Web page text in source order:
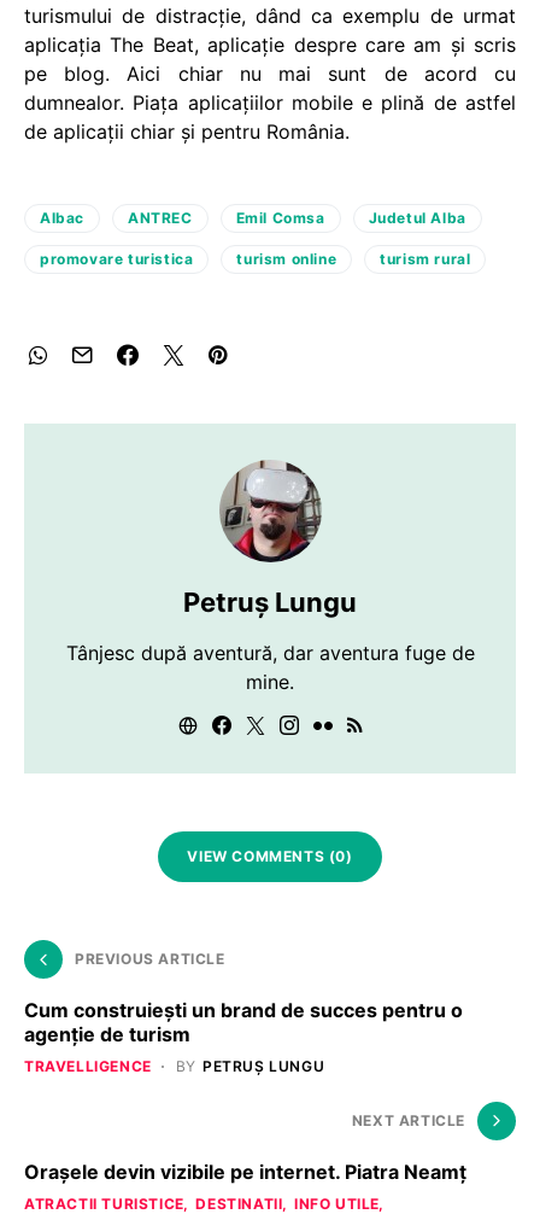
turismului de distracție, dând ca exemplu de urmat
aplicația The Beat, aplicație despre care am și scris
pe blog. Aici chiar nu mai sunt de acord cu
dumnealor. Piața aplicațiilor mobile e plină de astfel
de aplicații chiar și pentru România.
Albac ANTREC Emil Comsa Judetul Alba
promovare turistica turism online turism rural
Petruș Lungu
Tânjesc după aventură, dar aventura fuge de
mine.
VIEW COMMENTS (0)
PREVIOUS ARTICLE
Cum construieşti un brand de succes pentru o
agenţie de turism
TRAVELLIGENCE BY PETRUȘ LUNGU
NEXT ARTICLE
Orașele devin vizibile pe internet. Piatra Neamț
ATRACTII TURISTICE DESTINATII
INFO UTILE